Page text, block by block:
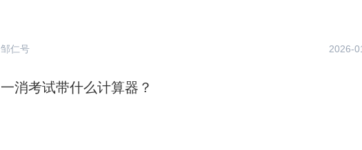
邹仁号 2026-
一消考试带什么计算器？